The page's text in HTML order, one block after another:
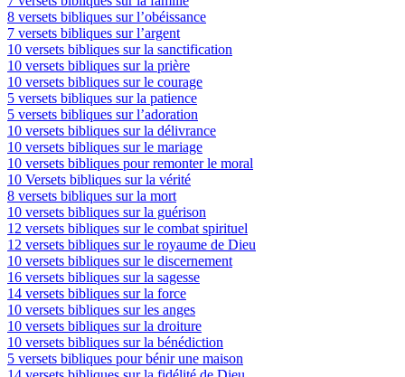
8 versets bibliques sur l’obéissance
7 versets bibliques sur l’argent
10 versets bibliques sur la sanctification
10 versets bibliques sur la prière
10 versets bibliques sur le courage
5 versets bibliques sur la patience
5 versets bibliques sur l’adoration
10 versets bibliques sur la délivrance
10 versets bibliques sur le mariage
10 versets bibliques pour remonter le moral
10 Versets bibliques sur la vérité
8 versets bibliques sur la mort
10 versets bibliques sur la guérison
12 versets bibliques sur le combat spirituel
12 versets bibliques sur le royaume de Dieu
10 versets bibliques sur le discernement
16 versets bibliques sur la sagesse
14 versets bibliques sur la force
10 versets bibliques sur les anges
10 versets bibliques sur la droiture
10 versets bibliques sur la bénédiction
5 versets bibliques pour bénir une maison